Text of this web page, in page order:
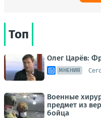
Топ
Олег Царёв:
МНЕНИЯ
Военные
предмет из
бойца